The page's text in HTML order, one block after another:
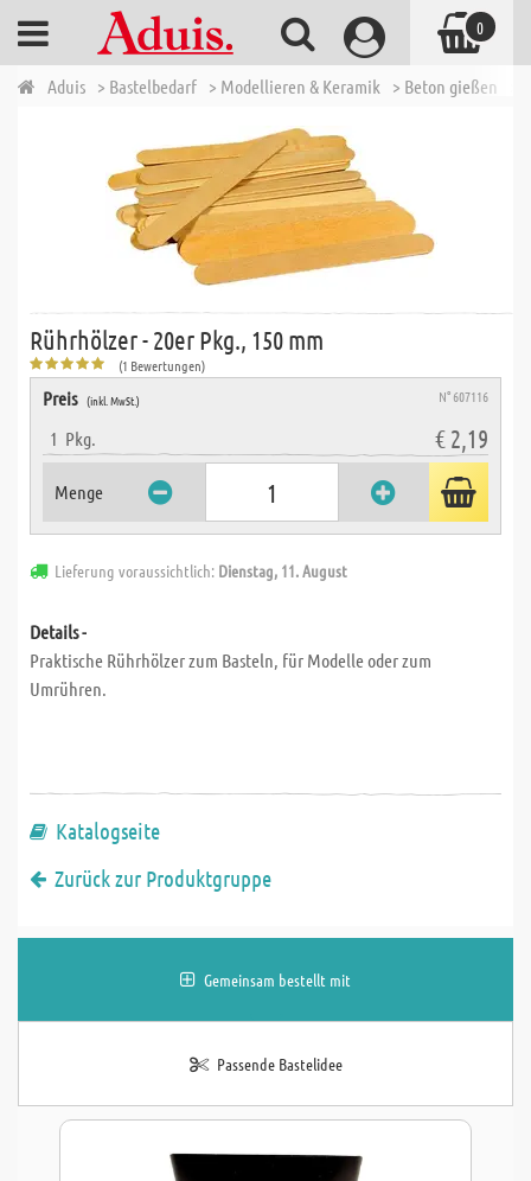
Aduis > Bastelbedarf > Modellieren & Keramik > Beton gießen
Rührhölzer - 20er Pkg., 150 mm
(1 Bewertungen)
Preis (inkl. MwSt.) N° 607116
1 Pkg. € 2,19
Menge
Lieferung voraussichtlich: Dienstag, 11. August
Details -
Praktische Rührhölzer zum Basteln, für Modelle oder zum
Umrühren.
Katalogseite
Zurück zur Produktgruppe
Gemeinsam bestellt mit
Passende Bastelidee
0